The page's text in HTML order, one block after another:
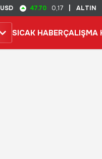
USD 47.70 0,17 ALTIN
SICAK HABERÇALIŞMA